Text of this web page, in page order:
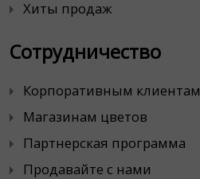
Хиты продаж
Сотрудничество
Корпоративным клиентам
Магазинам цветов
Партнерская программа
Продавайте с нами